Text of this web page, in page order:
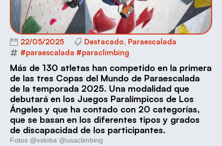
22/05/2025 Destacado, Paraescalada
#paraescalada #paraclimbing
Más de 130 atletas han competido en la primera
de las tres Copas del Mundo de Paraescalada
de la temporada 2025. Una modalidad que
debutará en los Juegos Paralímpicos de Los
Ángeles y que ha contado con 20 categorías,
que se basan en los diferentes tipos y grados
de discapacidad de los participantes.
Fotos @xsloba @usaclimbing